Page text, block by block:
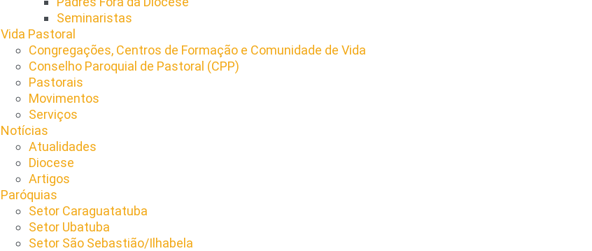
Seminaristas
Vida Pastoral
Congregações, Centros de Formação e Comunidade de Vida
Conselho Paroquial de Pastoral (CPP)​
Pastorais
Movimentos
Serviços
Notícias
Atualidades
Diocese
Artigos
Paróquias
Setor Caraguatatuba
Setor Ubatuba
Setor São Sebastião/Ilhabela